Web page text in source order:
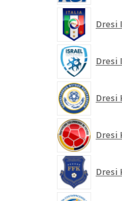
Dresi
Dresi
Dresi
Dresi
Dresi